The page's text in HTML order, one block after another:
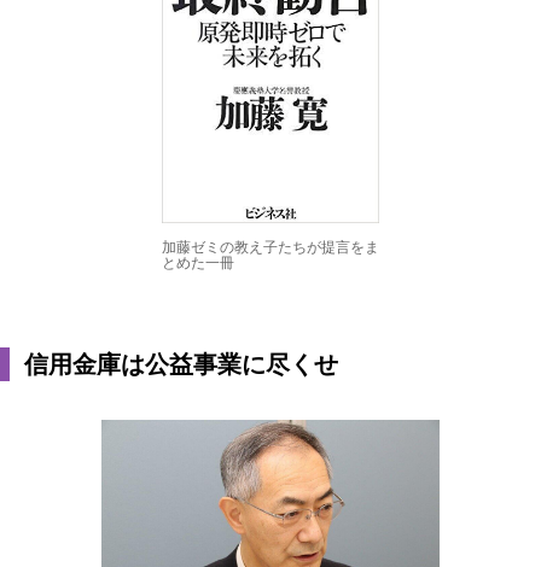
加藤ゼミの教え子たちが提言をま
とめた一冊
信用金庫は公益事業に尽くせ